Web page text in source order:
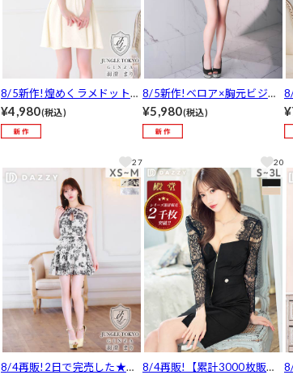
8/5新作!煌めくラメドット×
アメスリ♪パールビジューと
リボンで高見え叶うAライン
ミニ丈キャバドレス[SML/3
¥4,980(税込)
27
8/5新作!ベロア×胸元ビジュ
ー♪ウエストカットの透け感
とくびれでスタイル惹きつけ
るタイトミニ丈キャバドレス
¥5,980(税込)
20
8/4再販!2日で完売した★私
8/4再販!【累計3000枚販